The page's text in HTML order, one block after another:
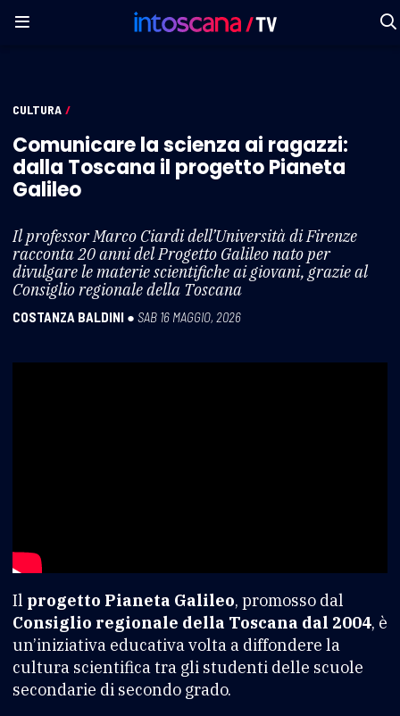
CULTURA /
Comunicare la scienza ai ragazzi:
dalla Toscana il progetto Pianeta
Galileo
Il professor Marco Ciardi dell’Università di Firenze
racconta 20 anni del Progetto Galileo nato per
divulgare le materie scientifiche ai giovani, grazie al
Consiglio regionale della Toscana
COSTANZA BALDINI ● SAB 16 MAGGIO, 2026
Il progetto Pianeta Galileo, promosso dal
Consiglio regionale della Toscana dal 2004, è
un’iniziativa educativa volta a diffondere la
cultura scientifica tra gli studenti delle scuole
secondarie di secondo grado.